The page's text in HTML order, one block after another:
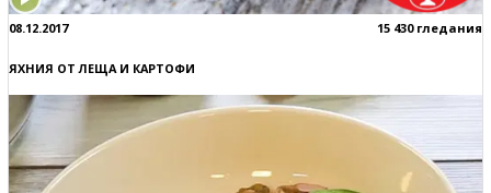
08.12.2017 15 430 гледания
ЯХНИЯ ОТ ЛЕЩА И КАРТОФИ